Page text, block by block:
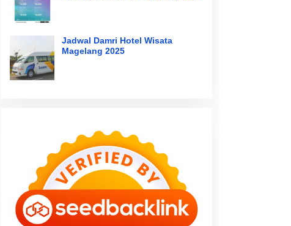
Jadwal Damri Hotel Wisata
Magelang 2025